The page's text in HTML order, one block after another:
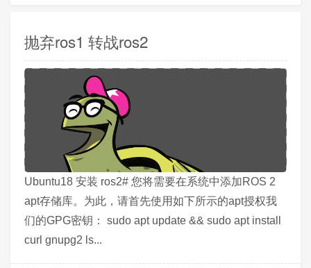
抛弃ros1 转战ros2
Ubuntu18 安装 ros2# 您将需要在系统中添加ROS 2
apt存储库。为此，请首先使用如下所示的apt授权我
们的GPG密钥： sudo apt update && sudo apt install
curl gnupg2 ls...